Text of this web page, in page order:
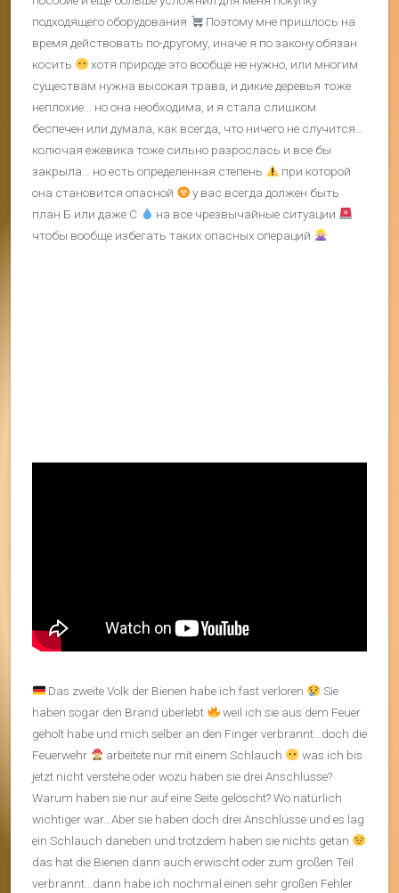
подходящего оборудования
Поэтому мне пришлось на
время действовать по-другому, иначе я по закону обязан
косить
хотя природе это вообще не нужно, или многим
существам нужна высокая трава, и дикие деревья тоже
неплохие… но она необходима, и я стала слишком
беспечен или думала, как всегда, что ничего не случится…
колючая ежевика тоже сильно разрослась и все бы
закрыла… но есть определенная степень
при которой
она становится опасной
у вас всегда должен быть
план Б или даже С
на все чрезвычайные ситуации
чтобы вообще избегать таких опасных операций
Das zweite Volk der Bienen habe ich fast verloren
Sie
haben sogar den Brand überlebt
weil ich sie aus dem Feuer
geholt habe und mich selber an den Finger verbrannt…doch die
Feuerwehr
arbeitete nur mit einem Schlauch
was ich bis
jetzt nicht verstehe oder wozu haben sie drei Anschlüsse?
Warum haben sie nur auf eine Seite gelöscht? Wo natürlich
wichtiger war…Aber sie haben doch drei Anschlüsse und es lag
ein Schlauch daneben und trotzdem haben sie nichts getan
das hat die Bienen dann auch erwischt oder zum großen Teil
verbrannt…dann habe ich nochmal einen sehr großen Fehler